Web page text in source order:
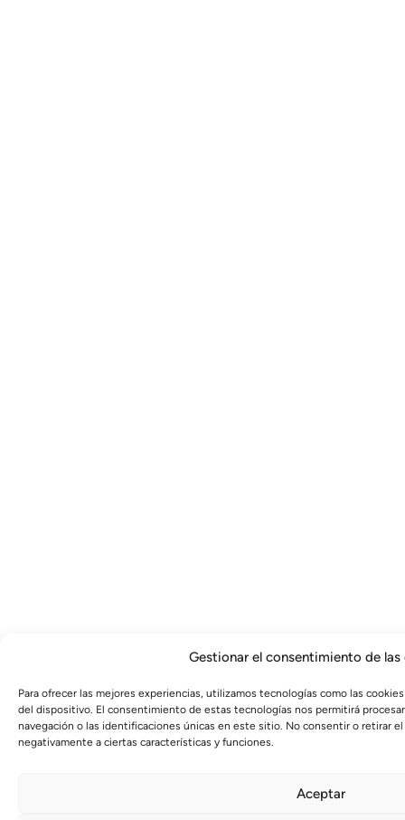
Gestionar el consentimiento de las
Para ofrecer las mejores experiencias, utilizamos tecnologías como las
del dispositivo. El consentimiento de estas tecnologías nos permitirá
navegación o las identificaciones únicas en este sitio. No consentir o retirar
negativamente a ciertas características y funciones.
Aceptar